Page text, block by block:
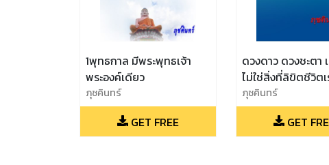
1พุทธกาล มีพระพุทธเจ้า
พระองค์เดียว
ภุชคินทร์
GET FREE
ดวงดาว ดวงชะตา
ไม่ใช่สิ่งที่ลิขิตชีวิตเ
ภุชคินทร์
GET